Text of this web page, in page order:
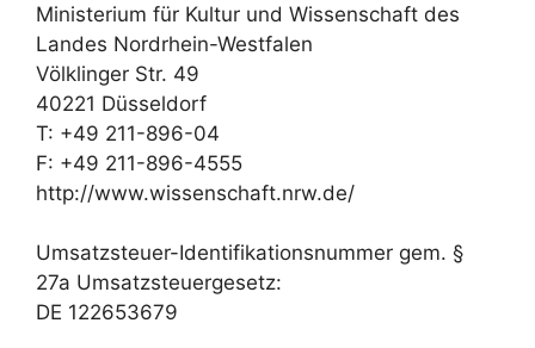
Ministerium für Kultur und Wissenschaft des
Landes Nordrhein-Westfalen
Völklinger Str. 49
40221 Düsseldorf
T: +49 211-896-04
F: +49 211-896-4555
http://www.wissenschaft.nrw.de/
Umsatzsteuer-Identifikationsnummer gem. §
27a Umsatzsteuergesetz:
DE 122653679